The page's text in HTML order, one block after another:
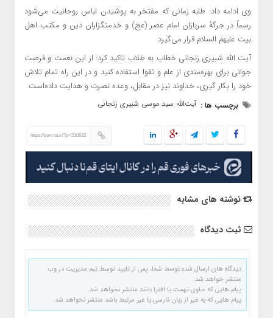
وی ادامه داد: طلبه زمانی که مفتخر به پوشیدن لباس روحانیت می‌شود
رسماً در جرگهٔ سربازان امام عصر (عج) و خدمتگزاران دین و مکتب اهل
بیت علیهم السلام قرار می‌گیرد.
آیت الله شبیری زنجانی خطاب به طلاب تاکید کرد: از این نعمت و فرصت
جوانی برای بهره‌مندی از علم و تقوا استفاده کنید و در این راه تمام تلاش
خود را بکار گیری، خداوند نیز در مقابل، وعده نصرت و هدایت داده‌است.
برچسب ها : آیت‌الله سید موسی شبیری‌ زنجانی
https://qomna.ir/?p=210632
نوشته های مشابه
ثبت دیدگاه
دیدگاه های ارسال شده توسط شما، پس از تایید توسط تیم مدیریت در وب
منتشر خواهد شد.
پیام هایی که حاوی تهمت یا افترا باشد منتشر نخواهد شد.
پیام هایی که به غیر از زبان فارسی یا غیر مرتبط باشد منتشر نخواهد شد.